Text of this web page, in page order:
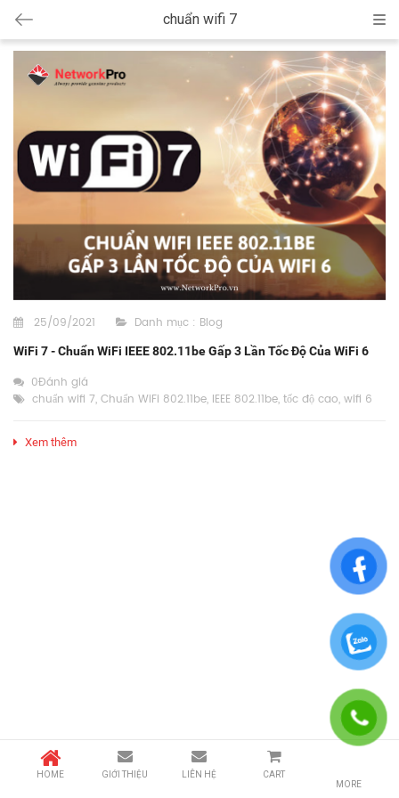
chuẩn wifi 7
25/09/2021 Danh mục : Blog
WiFi 7 - Chuẩn WiFi IEEE 802.11be Gấp 3 Lần Tốc Độ Của WiFi 6
0Đánh giá
chuẩn wifi 7, Chuẩn WiFi 802.11be, IEEE 802.11be, tốc độ cao, wifi 6
Xem thêm
HOME GIỚI THIỆU LIÊN HỆ
CART
MORE